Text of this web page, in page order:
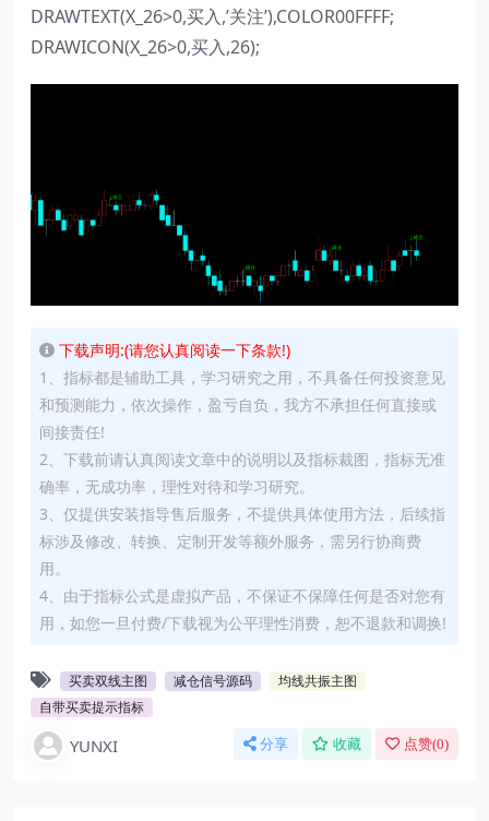
DRAWTEXT(X_26>0,买入,’关注’),COLOR00FFFF;
DRAWICON(X_26>0,买入,26);
下载声明:(请您认真阅读一下条款!)
1、指标都是辅助工具，学习研究之用，不具备任何投资意见
和预测能力，依次操作，盈亏自负，我方不承担任何直接或
间接责任!
2、下载前请认真阅读文章中的说明以及指标裁图，指标无准
确率，无成功率，理性对待和学习研究。
3、仅提供安装指导售后服务，不提供具体使用方法，后续指
标涉及修改、转换、定制开发等额外服务，需另行协商费
用。
4、由于指标公式是虚拟产品，不保证不保障任何是否对您有
用，如您一旦付费/下载视为公平理性消费，恕不退款和调换!
买卖双线主图 减仓信号源码
均线共振主图
自带买卖提示指标
YUNXI 分享 收藏 点赞(0)